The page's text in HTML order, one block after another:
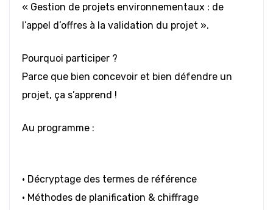
« Gestion de projets environnementaux : de
l’appel d’offres à la validation du projet ».
Pourquoi participer ?
Parce que bien concevoir et bien défendre un
projet, ça s’apprend !
Au programme :
• Décryptage des termes de référence
• Méthodes de planification & chiffrage